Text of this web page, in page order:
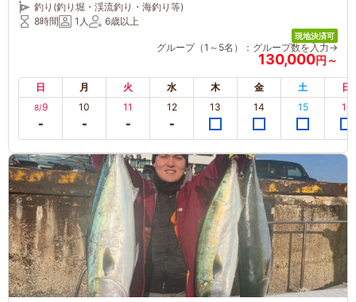
ー～釣り(釣り堀・渓流釣り・海釣り等)
8時間
1人 6歳以上
現地決済可
グループ（1～5名）：グループ数を入力→
130,000円～
日 月 火 水 木 金 土 日
8/9 10 11 12 13 14 15 16